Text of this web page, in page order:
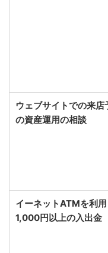
ウェブサイトでの来店
の資産運用の相談
イーネットATMを利用
1,000円以上の入出金